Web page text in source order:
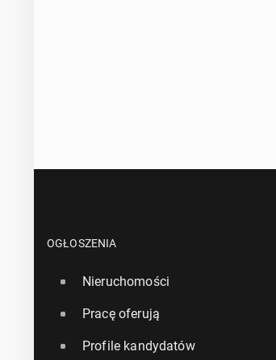
OGŁOSZENIA
Nieruchomości
Pracę oferują
Profile kandydatów